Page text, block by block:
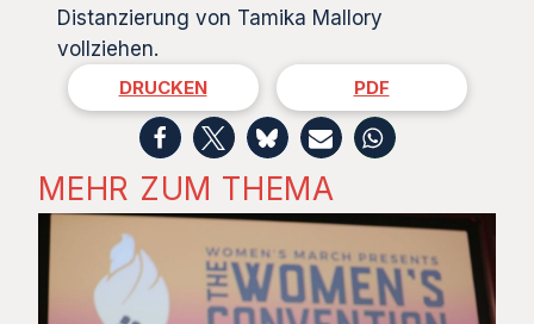
Distanzierung von Tamika Mallory
vollziehen.
DRUCKEN PDF
MEHR ZUM THEMA